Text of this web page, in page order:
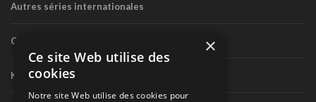
Autres séries internationales
Circuit routier canadien
Karting
×
Ce site Web utilise des
cookies
Notre site Web utilise des cookies pour